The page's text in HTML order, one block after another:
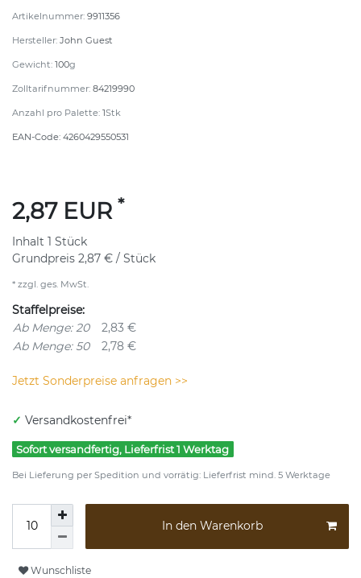
Artikelnummer: 9911356
Hersteller: John Guest
Gewicht: 100g
Zolltarifnummer: 84219990
Anzahl pro Palette: 1Stk
EAN-Code: 4260429550531
2,87 EUR *
Inhalt 1 Stück
Grundpreis 2,87 € / Stück
* zzgl. ges. MwSt.
Staffelpreise:
Ab Menge: 20
2,83 €
Ab Menge: 50
2,78 €
Jetzt Sonderpreise anfragen >>
✓ Versandkostenfrei*
Sofort versandfertig, Lieferfrist 1 Werktag
Bei Lieferung per Spedition und vorrätig: Lieferfrist mind. 5 Werktage
In den Warenkorb
Wunschliste